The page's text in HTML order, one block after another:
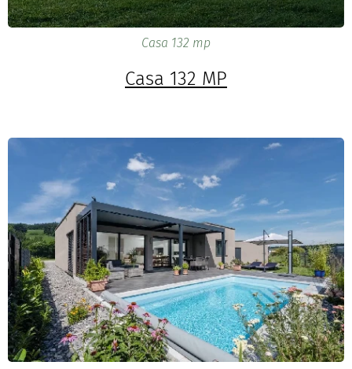
Casa 132 mp
Casa 132 MP